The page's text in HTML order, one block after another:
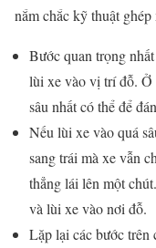
nắm chắc kỹ thuật
Bước quan trọng
lùi xe vào vị trí đỗ. Ở
sâu nhất có thể để
Nếu lùi xe vào quá
sang trái mà xe vẫn
thẳng lái lên một
và lùi xe vào nơi đỗ.
Lặp lại các bước trên